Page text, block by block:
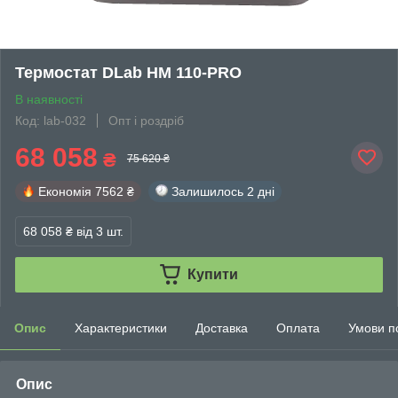
Термостат DLab HM 110-PRO
В наявності
Код: lab-032
Опт і роздріб
68 058 ₴ 75 620 ₴
Економія 7562 ₴ Залишилось 2 дні
68 058 ₴ від 3 шт.
Купити
Опис Характеристики Доставка Оплата Умови
Опис